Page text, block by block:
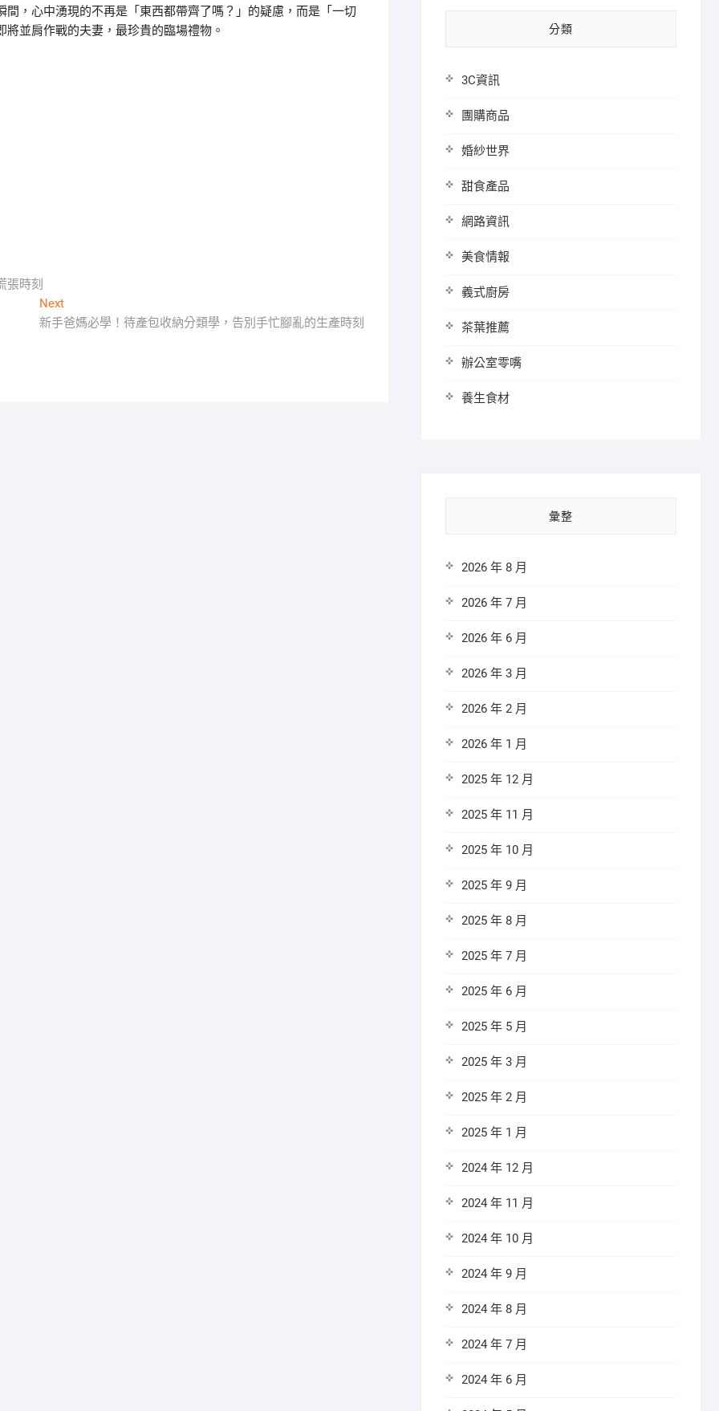
，心中湧現的不再是「東西都帶齊了嗎？」的疑慮，而是「一切
並肩作戰的夫妻，最珍貴的臨場禮物。
張時刻
NextNext
post:
新手爸媽必學！待產包收納分類學，告別手忙腳亂的生產時刻
分類
3C資訊
團購商品
婚紗世界
甜食產品
網路資訊
美食情報
義式廚房
茶葉推薦
辦公室零嘴
養生食材
彙整
2026 年 8 月
2026 年 7 月
2026 年 6 月
2026 年 3 月
2026 年 2 月
2026 年 1 月
2025 年 12 月
2025 年 11 月
2025 年 10 月
2025 年 9 月
2025 年 8 月
2025 年 7 月
2025 年 6 月
2025 年 5 月
2025 年 3 月
2025 年 2 月
2025 年 1 月
2024 年 12 月
2024 年 11 月
2024 年 10 月
2024 年 9 月
2024 年 8 月
2024 年 7 月
2024 年 6 月